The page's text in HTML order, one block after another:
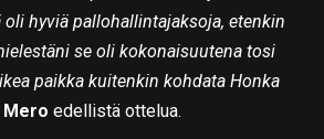
hyviä pallohallintajaksoja, etenkin
se oli kokonaisuutena tosi
paikka kuitenkin kohdata Honka
edellistä ottelua.